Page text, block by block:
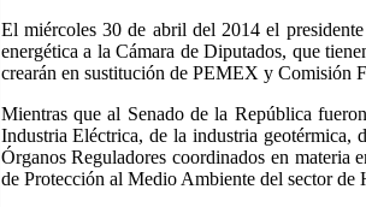
El miércoles 30 de abril del 2014 el
energética a la Cámara de Diputados, que
crearán en sustitución de PEMEX y Comisión
Mientras que al Senado de la República
Industria Eléctrica, de la industria geotérmica,
Órganos Reguladores coordinados en
de Protección al Medio Ambiente del sector de